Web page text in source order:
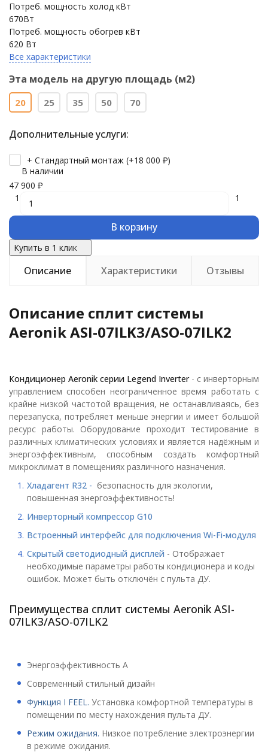
Потреб. мощность холод кВт
670Вт
Потреб. мощность обогрев кВт
620 Вт
Все характеристики
Эта модель на другую площадь (м2)
20 25 35 50 70
Дополнительные услуги:
+ Стандартный монтаж (+18 000 ₽)
В наличии
47 900 ₽
1
1
В корзину
Купить в 1 клик
Описание Характеристики Отзывы
Описание сплит системы
Aeronik ASI-07ILK3/ASO-07ILK2
Кондиционер Aeronik серии Legend Inverter- с инверторным
управлением способен неограниченное время работать с
крайне низкой частотой вращения, не останавливаясь, без
перезапуска, потребляет меньше энергии и имеет большой
ресурс работы. Оборудование проходит тестирование в
различных климатических условиях и является надёжным и
энергоэффективным, способным создать комфортный
микроклимат в помещениях различного назначения.
Хладагент R32 - безопасность для экологии,
повышенная энергоэффективность!
Инверторный компрессор G10
Встроенный интерфейс для подключения Wi-Fi-модуля
Скрытый светодиодный дисплей - Отображает
необходимые параметры работы кондиционера и коды
ошибок. Может быть отключён с пульта ДУ.
Преимущества сплит системы Aeronik ASI-
07ILK3/ASO-07ILK2
Энергоэффективность А
Современный стильный дизайн
Функция I FEEL. Установка комфортной температуры в
помещении по месту нахождения пульта ДУ.
Режим ожидания. Низкое потребление электроэнергии
в режиме ожидания.